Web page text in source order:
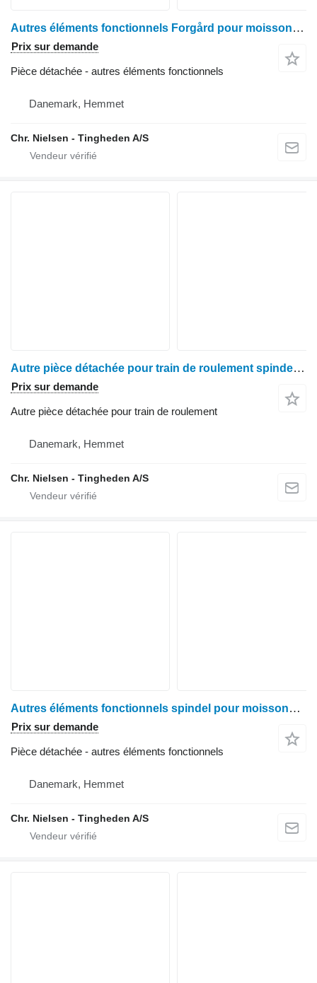
Autres éléments fonctionnels Forgård pour moissonneuse-batteuse Claas Lexion 405
Prix sur demande
Pièce détachée - autres éléments fonctionnels
Danemark, Hemmet
Chr. Nielsen - Tingheden A/S
Autre pièce détachée pour train de roulement spindel pour moissonneuse-batteuse Claas Lexion 460
Prix sur demande
Autre pièce détachée pour train de roulement
Danemark, Hemmet
Chr. Nielsen - Tingheden A/S
Autres éléments fonctionnels spindel pour moissonneuse-batteuse Claas Lexion 460
Prix sur demande
Pièce détachée - autres éléments fonctionnels
Danemark, Hemmet
Chr. Nielsen - Tingheden A/S